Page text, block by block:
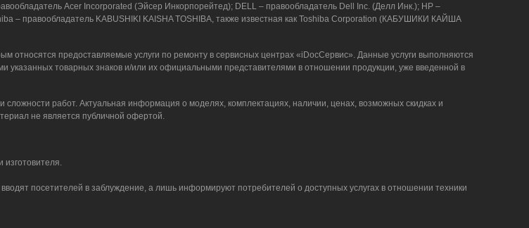
Acer Incorporated (Эйсер Инкорпорейтед); DELL – правообладатель Dell Inc. (Делл Инк.); HP –
– правообладатель KABUSHIKI KAISHA TOSHIBA, также известная как Toshiba Corporation (КАБУШИКИ КАЙША
относятся предоставляемые услуги по ремонту в сервисных центрах «iDocСервис». Данные услуги выполняются
указанных товарных знаков и/или их официальными представителями в отношении продукции, уже введенной в
сложности работ. Актуальная информация о моделях, комплектациях, наличии, ценах, возможных скидках и
не является публичной офертой.
посетителей в заблуждение, а лишь информируют потребителей о доступных услугах в отношении техники